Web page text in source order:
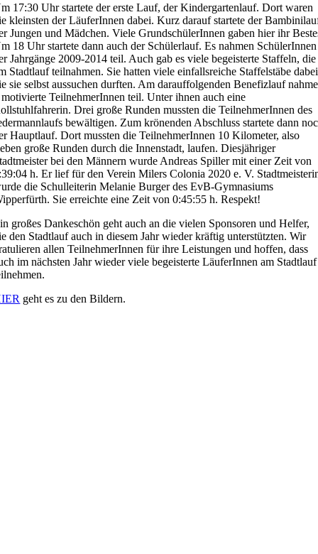
17:30 Uhr startete der erste Lauf, der Kindergartenlauf. Dort waren
kleinsten der LäuferInnen dabei. Kurz darauf startete der
Jungen und Mädchen. Viele GrundschülerInnen gaben hier ihr
18 Uhr startete dann auch der Schülerlauf. Es nahmen SchülerInnen
Jahrgänge 2009-2014 teil. Auch gab es viele begeisterte Staffeln, die
Stadtlauf teilnahmen. Sie hatten viele einfallsreiche Staffelstäbe
sie selbst aussuchen durften. Am darauffolgenden Benefizlauf
TeilnehmerInnen teil. Unter ihnen auch eine
Drei große Runden mussten die TeilnehmerInnen des
bewältigen. Zum krönenden Abschluss startete dann
Hauptlauf. Dort mussten die TeilnehmerInnen 10 Kilometer, also
große Runden durch die Innenstadt, laufen. Diesjähriger
bei den Männern wurde Andreas Spiller mit einer Zeit von
h. Er lief für den Verein Milers Colonia 2020 e. V.
die Schulleiterin Melanie Burger des EvB-Gymnasiums
Sie erreichte eine Zeit von 0:45:55 h. Respekt!
großes Dankeschön geht auch an die vielen Sponsoren und Helfer,
den Stadtlauf auch in diesem Jahr wieder kräftig unterstützten. Wir
allen TeilnehmerInnen für ihre Leistungen und hoffen, dass
im nächsten Jahr wieder viele begeisterte LäuferInnen am Stadtlauf
geht es zu den Bildern.